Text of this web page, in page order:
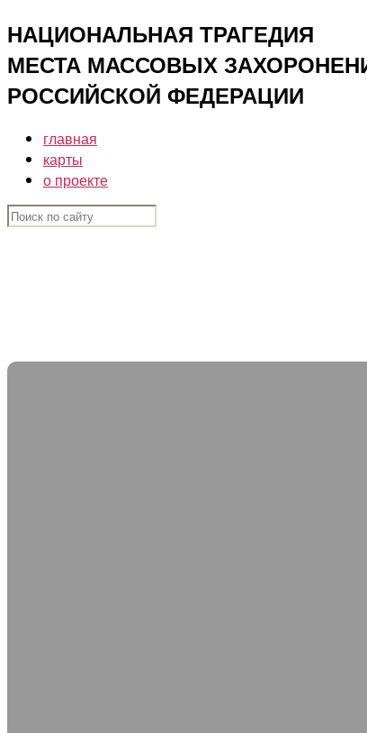
Перейти
к
содержимому
НАЦИОНАЛЬНАЯ ТРАГЕДИЯ
МЕСТА МАССОВЫХ
РОССИЙСКОЙ ФЕДЕРАЦИИ
главная
карты
о проекте